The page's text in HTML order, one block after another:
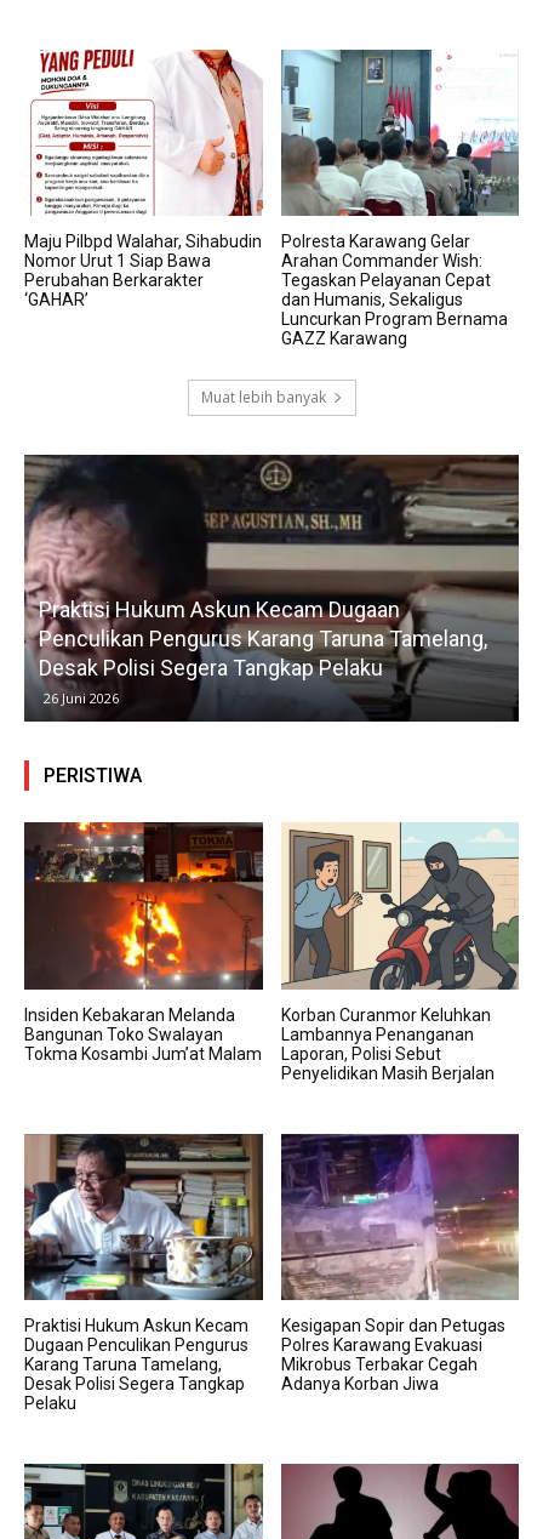
Maju Pilbpd Walahar, Sihabudin
Nomor Urut 1 Siap Bawa
Perubahan Berkarakter
‘GAHAR’
Polresta Karawang Gelar
Arahan Commander Wish:
Tegaskan Pelayanan Cepat
dan Humanis, Sekaligus
Luncurkan Program Bernama
GAZZ Karawang
Muat lebih banyak
Praktisi Hukum Askun Kecam Dugaan
Penculikan Pengurus Karang Taruna Tamelang,
Desak Polisi Segera Tangkap Pelaku
26 Juni 2026
PERISTIWA
Insiden Kebakaran Melanda
Bangunan Toko Swalayan
Tokma Kosambi Jum’at Malam
Korban Curanmor Keluhkan
Lambannya Penanganan
Laporan, Polisi Sebut
Penyelidikan Masih Berjalan
Praktisi Hukum Askun Kecam
Dugaan Penculikan Pengurus
Karang Taruna Tamelang,
Desak Polisi Segera Tangkap
Pelaku
Kesigapan Sopir dan Petugas
Polres Karawang Evakuasi
Mikrobus Terbakar Cegah
Adanya Korban Jiwa